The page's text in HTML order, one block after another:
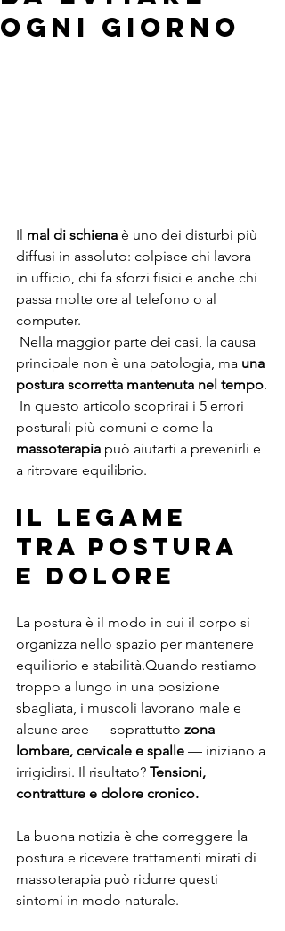
ogni giorno
Il mal di schiena è uno dei disturbi più
diffusi in assoluto: colpisce chi lavora
in ufficio, chi fa sforzi fisici e anche chi
passa molte ore al telefono o al
computer.
principale non è una patologia, ma una
postura scorretta mantenuta nel tempo.
posturali più comuni e come la
massoterapia può aiutarti a prevenirli e
a ritrovare equilibrio.
Il legame
tra postura
e dolore
La postura è il modo in cui il corpo si
organizza nello spazio per mantenere
equilibrio e stabilità.Quando restiamo
troppo a lungo in una posizione
sbagliata, i muscoli lavorano male e
alcune aree — soprattutto zona
lombare, cervicale e spalle — iniziano a
irrigidirsi. Il risultato? Tensioni,
contratture e dolore cronico.
La buona notizia è che correggere la
postura e ricevere trattamenti mirati di
massoterapia può ridurre questi
sintomi in modo naturale.